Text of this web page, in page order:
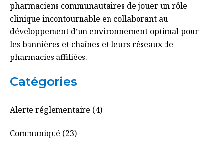
pharmaciens communautaires de jouer un rôle
clinique incontournable en collaborant au
développement d’un environnement optimal pour
les bannières et chaînes et leurs réseaux de
pharmacies affiliées.
Catégories
Alerte réglementaire (4)
Communiqué (23)